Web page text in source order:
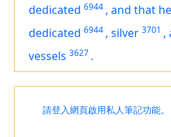
dedicated 6944 , and that
dedicated 6944 , silver 3701 ,
vessels 3627 .
請登入網頁啟用私人筆記功能。